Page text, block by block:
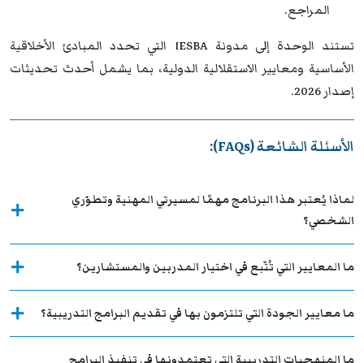
المراجع.
تستند الوحدة إلى مدونة IESBA التي تحدد المبادئ الأخلاقية
الأساسية ومعايير الاستقلالية الدولية، بما يشمل أحدث تحديثات
إصدار 2026.
الأسئلة الشائعة (FAQs):
لماذا يُعتبر هذا البرنامج مهمًا لمسيرتي المهنية وتطوّري
الشخصي؟
ما المعايير التي تُتّبع في اختيار المدربين والمستشارين؟
ما معايير الجودة التي تلتزمون بها في تقديم البرامج التدريبية؟
ما المنهجيات التدريبية التي تعتمدونها في تنفيذ البرامج